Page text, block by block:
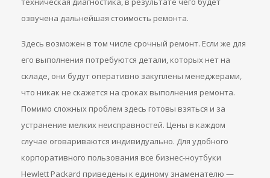
озвучена дальнейшая стоимость ремонта.
Здесь возможен в том числе срочный ремонт. Если же для
его выполнения потребуются детали, которых нет на
складе, они будут оперативно закуплены менеджерами,
что никак не скажется на сроках выполнения ремонта.
Помимо сложных проблем здесь готовы взяться и за
устранение мелких неисправностей. Цены в каждом
случае оговариваются индивидуально. Для удобного
корпоративного пользования все бизнес-ноутбуки
Hewlett Packard приведены к единому знаменателю —